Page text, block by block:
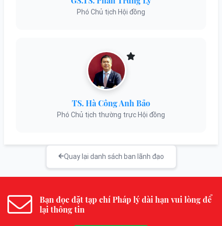
Phó Chủ tịch Hội đồng
TS. Hà Công Anh Bảo
Phó Chủ tịch thường trực Hội đồng
Quay lại danh sách ban lãnh đạo
Bạn đọc đặt tạp chí Pháp lý dài hạn vui lòng để
lại thông tin